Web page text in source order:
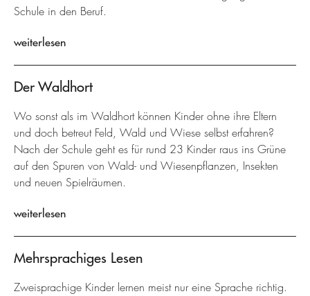
Schule in den Beruf.
weiterlesen
Der Waldhort
Wo sonst als im Waldhort können Kinder ohne ihre Eltern
und doch betreut Feld, Wald und Wiese selbst erfahren?
Nach der Schule geht es für rund 23 Kinder raus ins Grüne
auf den Spuren von Wald- und Wiesenpflanzen, Insekten
und neuen Spielräumen.
weiterlesen
Mehrsprachiges Lesen
Zweisprachige Kinder lernen meist nur eine Sprache richtig.